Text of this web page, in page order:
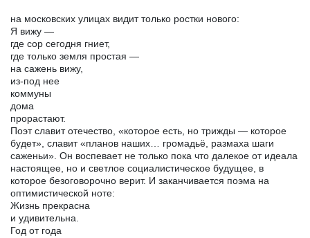
на московских улицах видит только ростки нового:
Я вижу —
где сор сегодня гниет,
где только земля простая —
на сажень вижу,
из-под нее
коммуны
дома
прорастают.
Поэт славит отечество, «которое есть, но трижды — которое
будет», славит «планов наших… громадьё, размаха шаги
саженьи». Он воспевает не только пока что далекое от идеала
настоящее, но и светлое социалистическое будущее, в
которое безоговорочно верит. И заканчивается поэма на
оптимистической ноте:
Жизнь прекрасна
и удивительна.
Год от года